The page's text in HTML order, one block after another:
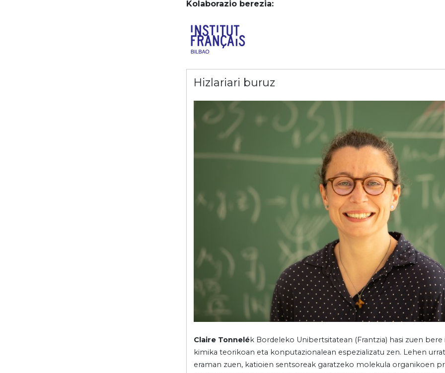
Kolaborazio berezia:
Hizlariari buruz
Claire Tonnelék Bordeleko Unibertsitatean (Frantzia) hasi zuen
kimika teorikoan eta konputazionalean espezializatu zen. Lehen
eraman zuen, katioien sentsoreak garatzeko molekula organikoen